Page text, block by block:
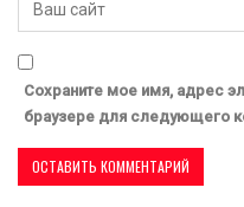
Сохраните мое имя, адрес
браузере для следующего